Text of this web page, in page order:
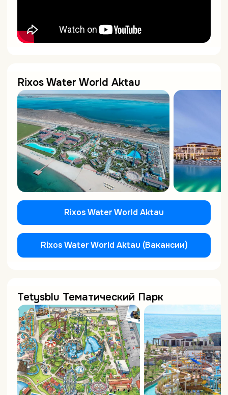
Rixos Water World Aktau
Rixos Water World Aktau
Rixos Water World Aktau (Вакансии)
Tetysblu Тематический Парк